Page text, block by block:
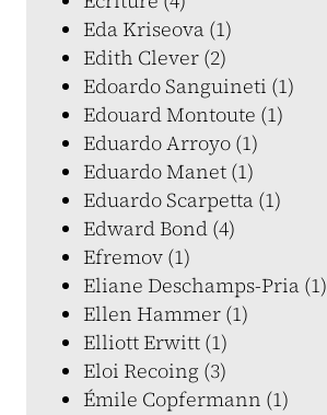
Eda Kriseova (1)
Edith Clever (2)
Edoardo Sanguineti (1)
Edouard Montoute (1)
Eduardo Arroyo (1)
Eduardo Manet (1)
Eduardo Scarpetta (1)
Edward Bond (4)
Efremov (1)
Eliane Deschamps-Pria (1)
Ellen Hammer (1)
Elliott Erwitt (1)
Eloi Recoing (3)
Émile Copfermann (1)